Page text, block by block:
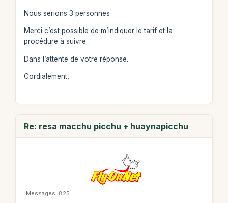
Nous serions 3 personnes
Merci c’est possible de m’indiquer le tarif et la
procédure à suivre .
Dans l’attente de votre réponse.
Cordialement,
Re: resa macchu picchu + huaynapicchu
Messages: 825